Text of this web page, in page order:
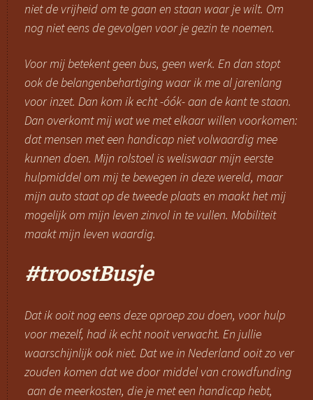
niet de vrijheid om te gaan en staan waar je wilt. Om
nog niet eens de gevolgen voor je gezin te noemen.
Voor mij betekent geen bus, geen werk. En dan stopt
ook de belangenbehartiging waar ik me al jarenlang
voor inzet. Dan kom ik echt -óók- aan de kant te staan.
Dan overkomt mij wat we met elkaar willen voorkomen:
dat mensen met een handicap niet volwaardig mee
kunnen doen. Mijn rolstoel is weliswaar mijn eerste
hulpmiddel om mij te bewegen in deze wereld, maar
mijn auto staat op de tweede plaats en maakt het mij
mogelijk om mijn leven zinvol in te vullen. Mobiliteit
maakt mijn leven waardig.
#troostBusje
Dat ik ooit nog eens deze oproep zou doen, voor hulp
voor mezelf, had ik echt nooit verwacht. En jullie
waarschijnlijk ook niet. Dat we in Nederland ooit zo ver
zouden komen dat we door middel van crowdfunding
aan de meerkosten, die je met een handicap hebt,